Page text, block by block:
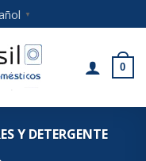
▼
0
Y DETERGENTE